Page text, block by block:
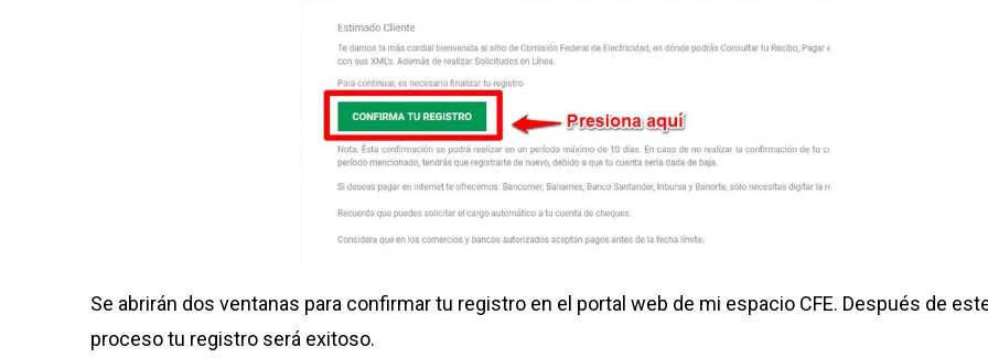
Se abrirán dos ventanas para confirmar tu registro en el portal web de mi espacio CFE. Después de
proceso tu registro será exitoso.